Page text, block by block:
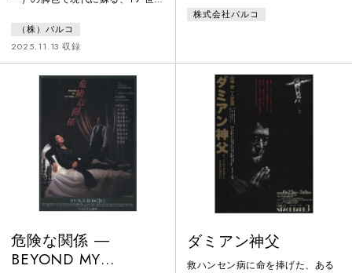
戯曲「ヴォイツェック」。小川絵
梨子の演出で、待望の日本初演。
愛を求め、愛に阻まれ、愛に囚わ
れたヴォイツェック。魂を揺さぶ
る衝撃の舞台。
（株）パルコ
2025.11.13 収録
株式会社パルコ
危険な関係 ―
BEYOND MY
ダミアン神父
救ハンセン病に命を捧げた、ある